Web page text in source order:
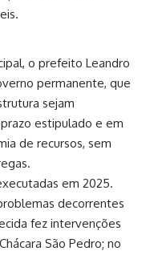
o prefeito Leandro
permanente, que
sejam
estipulado e em
de recursos, sem
em 2025.
decorrentes
fez intervenções
São Pedro; no